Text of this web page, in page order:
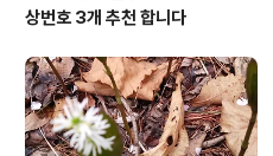
상번호 3개 추천 합니다